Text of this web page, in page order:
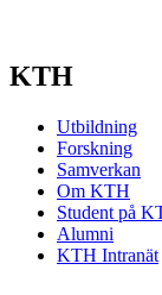
KTH
Utbildning
Forskning
Samverkan
Om KTH
Student på
Alumni
KTH Intranät